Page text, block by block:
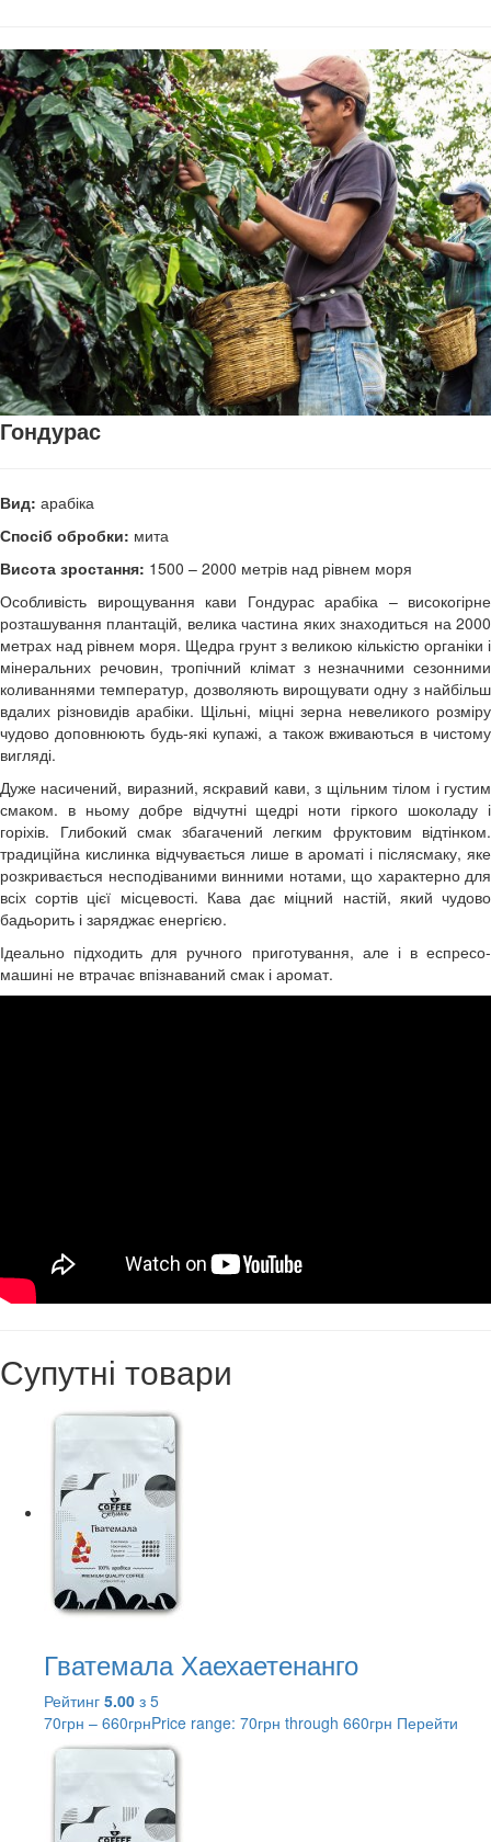
Гондурас
Вид: арабіка
Спосіб обробки: мита
Висота зростання: 1500 – 2000 метрів над рівнем моря
Особливість вирощування кави Гондурас арабіка – високогірне
розташування плантацій, велика частина яких знаходиться на 2000
метрах над рівнем моря. Щедра грунт з великою кількістю органіки і
мінеральних речовин, тропічний клімат з незначними сезонними
коливаннями температур, дозволяють вирощувати одну з найбільш
вдалих різновидів арабіки. Щільні, міцні зерна невеликого розміру
чудово доповнюють будь-які купажі, а також вживаються в чистому
вигляді.
Дуже насичений, виразний, яскравий кави, з щільним тілом і густим
смаком. в ньому добре відчутні щедрі ноти гіркого шоколаду і
горіхів. Глибокий смак збагачений легким фруктовим відтінком.
традиційна кислинка відчувається лише в ароматі і післясмаку, яке
розкривається несподіваними винними нотами, що характерно для
всіх сортів цієї місцевості. Кава дає міцний настій, який чудово
бадьорить і заряджає енергією.
Ідеально підходить для ручного приготування, але і в еспресо-
машині не втрачає впізнаваний смак і аромат.
Супутні товари
Гватемала Хаехаетенанго
Рейтинг 5.00 з 5
70грн – 660грнPrice range: 70грн through 660грн Перейти